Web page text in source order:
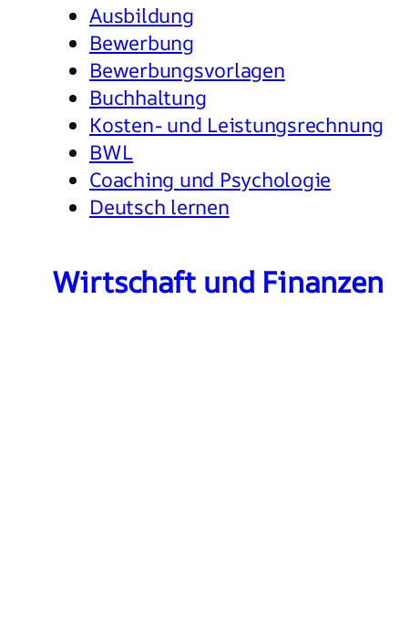
Ausbildung
Bewerbung
Bewerbungsvorlagen
Buchhaltung
Kosten- und Leistungsrechnung
BWL
Coaching und Psychologie
Deutsch lernen
Wirtschaft und Finanzen